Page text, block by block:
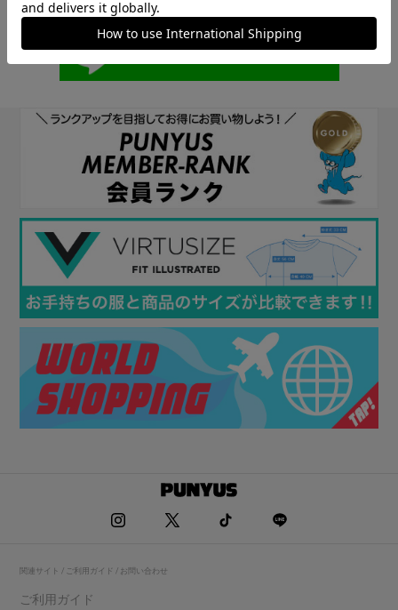
関連サイト / ご利用ガイド / お問い合わせ
ご利用ガイド